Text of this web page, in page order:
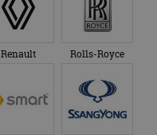
Renault Rolls-Royce